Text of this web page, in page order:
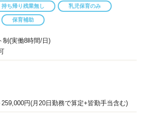
持ち帰り残業無し 乳児保育のみ
保育補助
(実働8時間/日)
円(月20日勤務で算定+皆勤手当含む)